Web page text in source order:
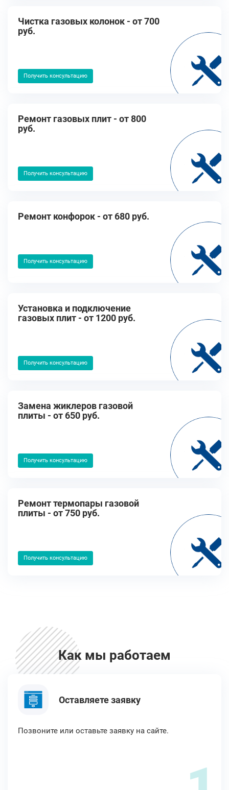
Чистка газовых колонок - от 700
руб.
Получить консультацию
Ремонт газовых плит - от 800
руб.
Получить консультацию
Ремонт конфорок - от 680 руб.
Получить консультацию
Установка и подключение
газовых плит - от 1200 руб.
Получить консультацию
Замена жиклеров газовой
плиты - от 650 руб.
Получить консультацию
Ремонт термопары газовой
плиты - от 750 руб.
Получить консультацию
Как мы работаем
Оставляете заявку
Позвоните или оставьте заявку на сайте.